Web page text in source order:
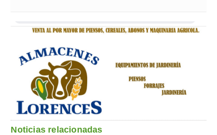
Noticias relacionadas